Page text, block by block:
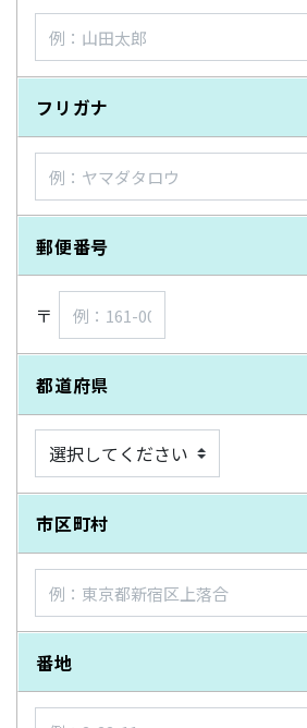
フリガナ
郵便番号
〒
都道府県
市区町村
番地